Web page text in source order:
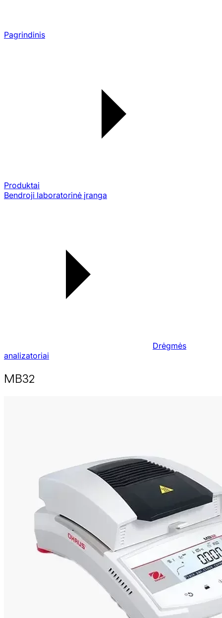
Pagrindinis
Produktai
Bendroji laboratorinė įranga
Drėgmės
analizatoriai
MB32